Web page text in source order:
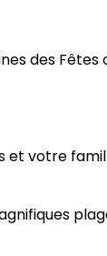
des
votre